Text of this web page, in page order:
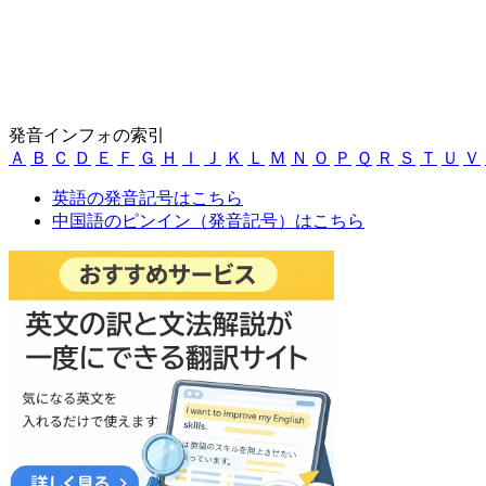
発音インフォの索引
Ａ
Ｂ Ｃ Ｄ Ｅ Ｆ Ｇ Ｈ Ｉ Ｊ Ｋ Ｌ Ｍ Ｎ Ｏ Ｐ Ｑ Ｒ Ｓ Ｔ Ｕ Ｖ
英語の発音記号はこちら
中国語のピンイン（発音記号）はこちら